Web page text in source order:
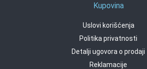
Kupovina
Uslovi korišćenja
Politika privatnosti
Detalji ugovora o prodaji
Reklamacije